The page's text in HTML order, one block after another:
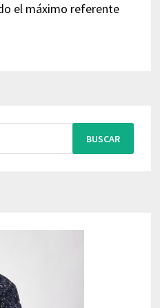
el máximo referente